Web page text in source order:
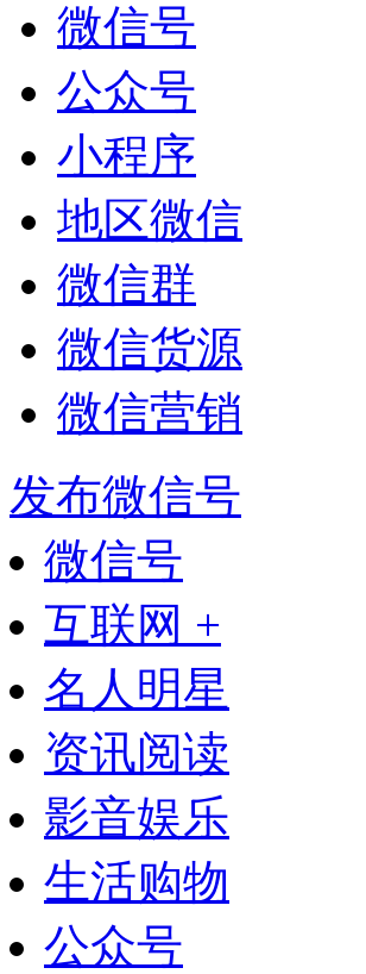
微信号
公众号
小程序
地区微信
微信群
微信货源
微信营销
发布微信号
微信号
互联网 +
名人明星
资讯阅读
影音娱乐
生活购物
公众号